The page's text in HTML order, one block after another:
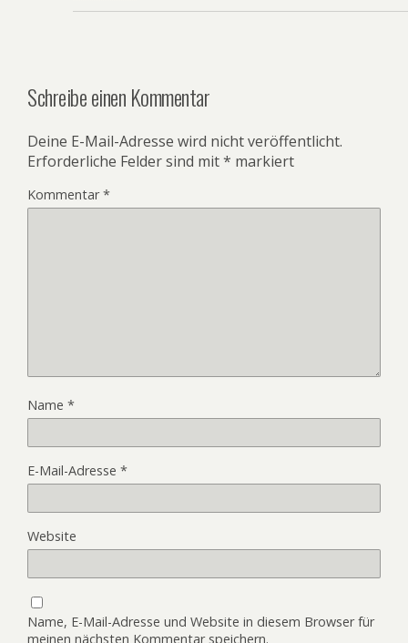
Schreibe einen Kommentar
Deine E-Mail-Adresse wird nicht veröffentlicht.
Erforderliche Felder sind mit* markiert
Kommentar*
Name *
E-Mail-Adresse *
Website
Name, E-Mail-Adresse und Website in diesem Browser für
meinen nächsten Kommentar speichern.